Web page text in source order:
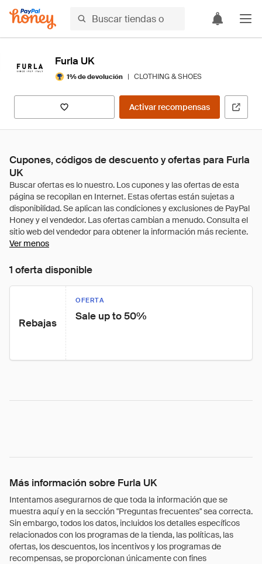
Furla UK
1% de devolución | CLOTHING & SHOES
Activar recompensas
Cupones, códigos de descuento y ofertas para Furla
UK
Ver menos
1 oferta disponible
Rebajas
OFERTA
Sale up to 50%
Más información sobre Furla UK
Intentamos asegurarnos de que toda la información que se
muestra aquí y en la sección "Preguntas frecuentes" sea correcta.
Sin embargo, todos los datos, incluidos los detalles específicos
relacionados con los programas de la tienda, las políticas, las
ofertas, los descuentos, los incentivos y los programas de
recompensas, se proporcionan únicamente con fines